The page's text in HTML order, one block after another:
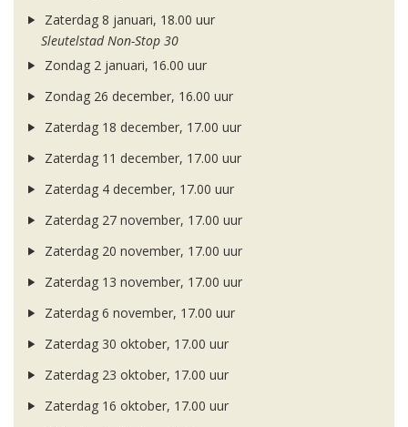
Zaterdag 8 januari, 18.00 uur
Sleutelstad Non-Stop 30
Zondag 2 januari, 16.00 uur
Zondag 26 december, 16.00 uur
Zaterdag 18 december, 17.00 uur
Zaterdag 11 december, 17.00 uur
Zaterdag 4 december, 17.00 uur
Zaterdag 27 november, 17.00 uur
Zaterdag 20 november, 17.00 uur
Zaterdag 13 november, 17.00 uur
Zaterdag 6 november, 17.00 uur
Zaterdag 30 oktober, 17.00 uur
Zaterdag 23 oktober, 17.00 uur
Zaterdag 16 oktober, 17.00 uur